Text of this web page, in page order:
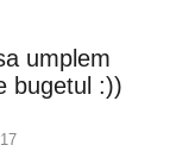
umplem
bugetul :))